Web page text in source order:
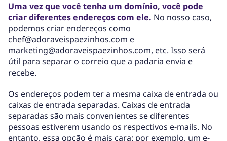
Uma vez que você tenha um domínio, você pode
criar diferentes endereços com ele. No nosso caso,
podemos criar endereços como
chef@adoraveispaezinhos.com e
marketing@adoraveispaezinhos.com, etc. Isso será
útil para separar o correio que a padaria envia e
recebe.
Os endereços podem ter a mesma caixa de entrada ou
caixas de entrada separadas. Caixas de entrada
separadas são mais convenientes se diferentes
pessoas estiverem usando os respectivos e-mails. No
entanto, essa opção é mais cara: por exemplo, um e-